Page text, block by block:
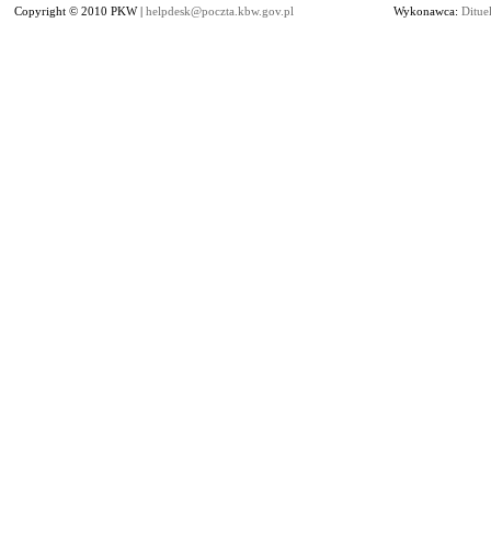
Copyright © 2010 PKW | helpdesk@poczta.kbw.gov.pl Wykonawca: